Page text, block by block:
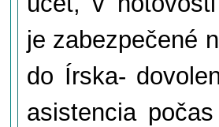
je zabezpečené
do Írska-
asistencia